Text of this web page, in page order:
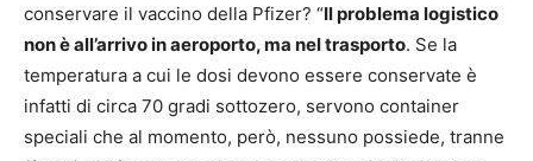
conservare il vaccino della Pfizer? “Il problema logistico
non è all’arrivo in aeroporto, ma nel trasporto. Se la
temperatura a cui le dosi devono essere conservate è
infatti di circa 70 gradi sottozero, servono container
speciali che al momento, però, nessuno possiede, tranne